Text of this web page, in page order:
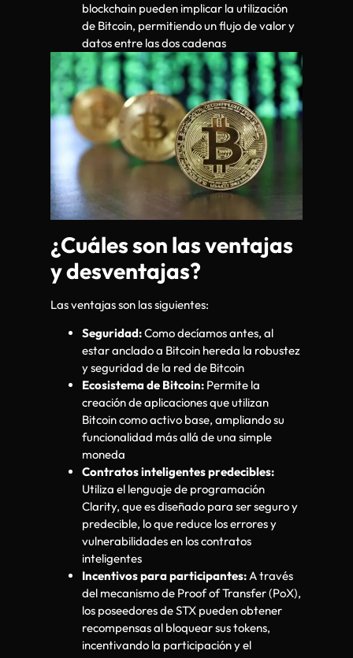
blockchain pueden implicar la utilización
de Bitcoin, permitiendo un flujo de valor y
datos entre las dos cadenas
¿Cuáles son las ventajas
y desventajas?
Las ventajas son las siguientes:
Seguridad:Como decíamos antes, al
estar anclado a Bitcoin hereda la robustez
y seguridad de la red de Bitcoin
Ecosistema de Bitcoin: Permite la
creación de aplicaciones que utilizan
Bitcoin como activo base, ampliando su
funcionalidad más allá de una simple
moneda
Contratos inteligentes predecibles:
Utiliza el lenguaje de programación
Clarity, que es diseñado para ser seguro y
predecible, lo que reduce los errores y
vulnerabilidades en los contratos
inteligentes
Incentivos para participantes:A través
del mecanismo de Proof of Transfer (PoX),
los poseedores de STX pueden obtener
recompensas al bloquear sus tokens,
incentivando la participación y el